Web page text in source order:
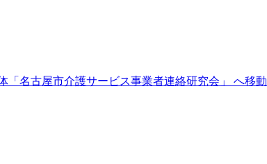
名古屋市介護サービス事業者連絡研究会」 へ移動